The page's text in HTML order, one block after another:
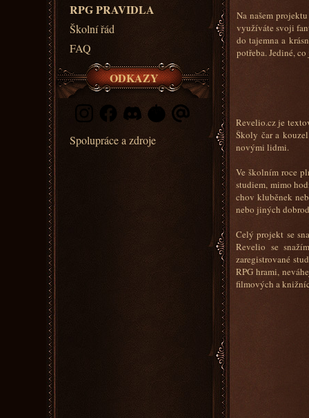
RPG PRAVIDLA
Školní řád
FAQ
ODKAZY
Spolupráce a zdroje
Na našem
využíváte svoji
do tajemna a
potřeba. Jediné,
Revelio.cz je
Školy čar a
novými lidmi.
Ve školním roce
studiem, mimo
chov kluběnek
nebo jiných
Celý projekt se
Revelio se
zaregistrované
RPG hrami,
filmových a